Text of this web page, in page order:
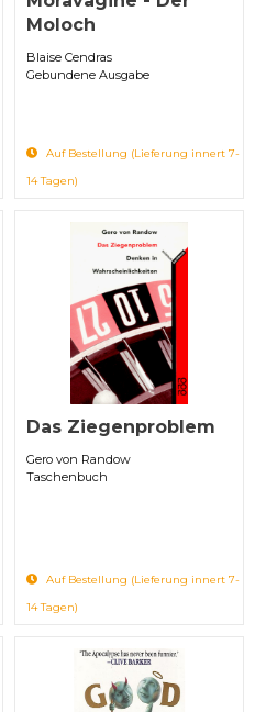
Moloch
Blaise Cendras
Gebundene Ausgabe
Auf Bestellung (Lieferung innert 7-
14 Tagen)
Das Ziegenproblem
Gero von Randow
Taschenbuch
Auf Bestellung (Lieferung innert 7-
14 Tagen)